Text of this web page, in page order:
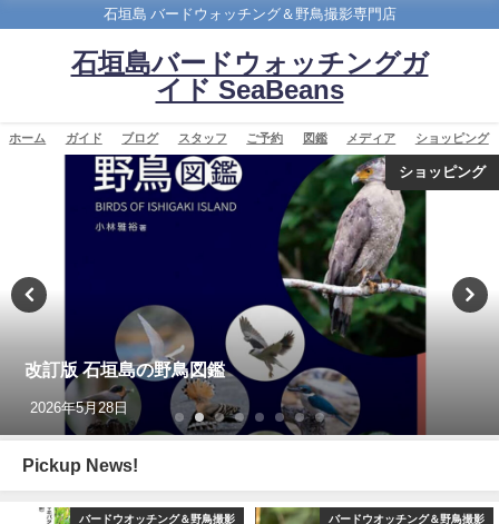
石垣島 バードウォッチング＆野鳥撮影専門店
石垣島バードウォッチングガ
イド SeaBeans
ホーム ガイド ブログ スタッフ ご予約 図鑑 メディア ショッピング
ショッピング
改訂版 石垣島の野鳥図鑑
2026年5月28日
Pickup News!
バードウオッチング＆野鳥撮影 バードウオッチング＆野鳥撮影